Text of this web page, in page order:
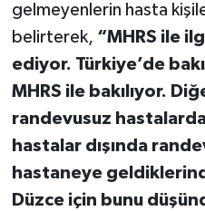
gelmeyenlerin hasta
belirterek, “MHRS ile
ediyor. Türkiye’de
MHRS ile bakılıyor.
randevusuz
hastalar dışında
hastaneye
Düzce için bunu